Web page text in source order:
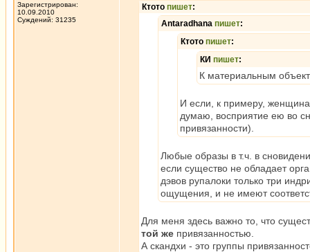
Зарегистрирован:
10.09.2010
Суждений: 31235
Ктото пишет:
Antaradhana пишет:
Ктото пишет:
КИ пишет:
К материальным
И если, к примеру,
думаю, восприятие ею во
привязанности).
Любые образы в т.ч. в
если существо не обладает
дэвов рупалоки только три
ощущения, и не имеют
Для меня здесь важно то, что
той же привязанностью.
А скандхи - это группы